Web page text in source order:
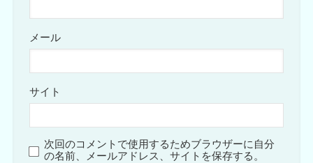
メール
サイト
次回のコメントで使用するためブラウザーに自分
の名前、メールアドレス、サイトを保存する。